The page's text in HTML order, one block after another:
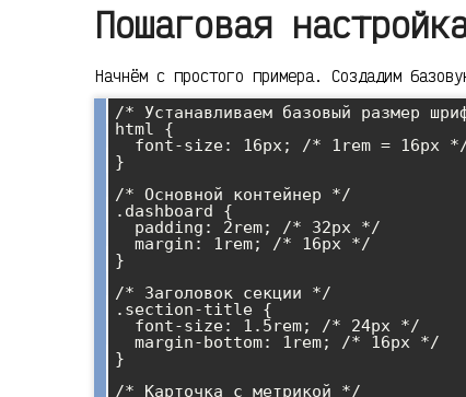
Пошаговая
Начнём с простого примера. Создадим
/* Устанавливаем базовый размер
html {
}
/* Основной контейнер */
.dashboard {
}
/* Заголовок секции */
.section-title {
}
/* Карточка с метрикой */